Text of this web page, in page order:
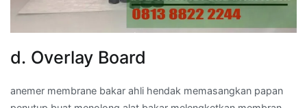
d. Overlay Board
anemer membrane bakar ahli hendak memasangkan papan